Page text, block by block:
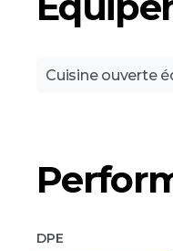
Cuisine ouverte
DPE